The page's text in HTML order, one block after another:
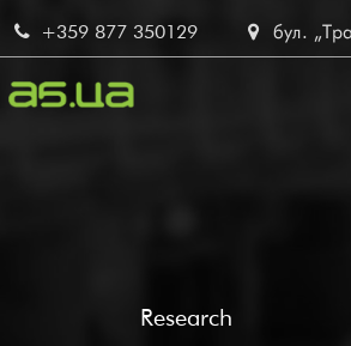
Перейти
до
основного
+359 877 350129 бул.
Research